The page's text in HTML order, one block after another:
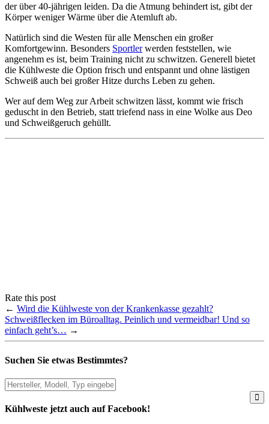
der über 40-jährigen leiden. Da die Atmung behindert ist, gibt der
Körper weniger Wärme über die Atemluft ab.
Natürlich sind die Westen für alle Menschen ein großer
Komfortgewinn. Besonders Sportlerwerden feststellen, wie
angenehm es ist, beim Training nicht zu schwitzen. Generell bietet
die Kühlweste die Option frisch und entspannt und ohne lästigen
Schweiß auch bei großer Hitze durchs Leben zu gehen.
Wer auf dem Weg zur Arbeit schwitzen lässt, kommt wie frisch
geduscht in den Betrieb, statt triefend nass in eine Wolke aus Deo
und Schweißgeruch gehüllt.
Rate this post
← Wird die Kühlweste von der Krankenkasse gezahlt?
Schweißflecken im Büroalltag. Peinlich und vermeidbar! Und so
einfach geht’s… →
Suchen Sie etwas Bestimmtes?
Kühlweste jetzt auch auf Facebook!